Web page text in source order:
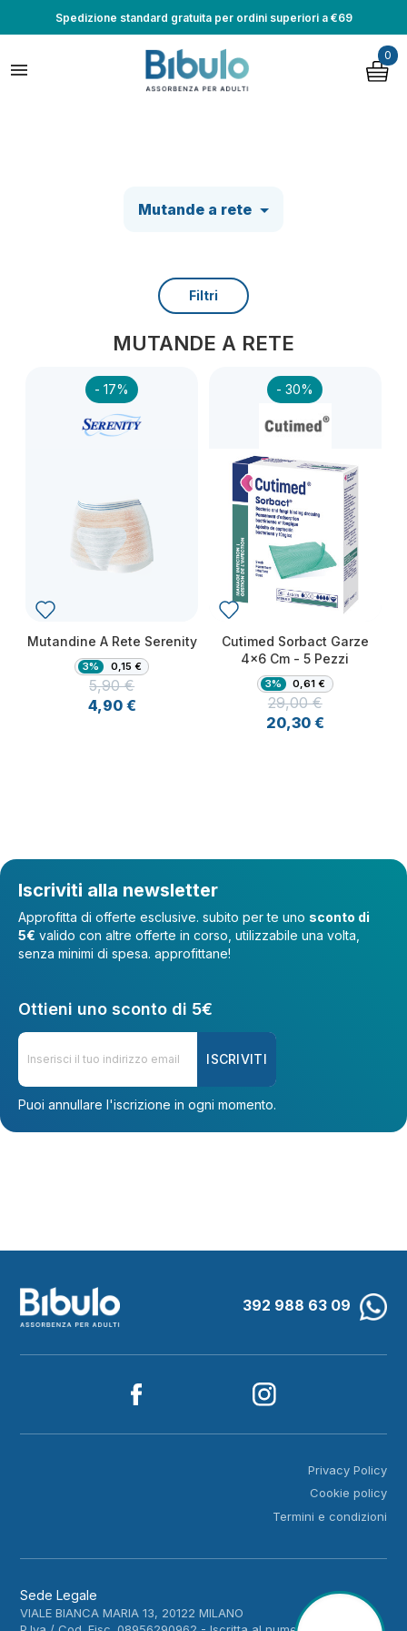
Spedizione standard gratuita per ordini superiori a €69

0
Mutande a rete
Filtri
MUTANDE A RETE
- 17%
Mutandine A Rete Serenity
Prezzo
4,90 €
Prezzo base
5,90 €
3% 0,15 €
- 30%
Cutimed Sorbact Garze
4x6 Cm - 5 Pezzi
Prezzo
20,30 €
Prezzo base
29,00 €
3% 0,61 €
Iscriviti alla newsletter
Approfitta di offerte esclusive. subito per te uno sconto di
5€ valido con altre offerte in corso, utilizzabile una volta,
senza minimi di spesa. approfittane!
Ottieni uno sconto di 5€
ISCRIVITI
Puoi annullare l'iscrizione in ogni momento.
392 988 63 09
Privacy Policy
Cookie policy
Termini e condizioni
Sede Legale
VIALE BIANCA MARIA 13, 20122 MILANO